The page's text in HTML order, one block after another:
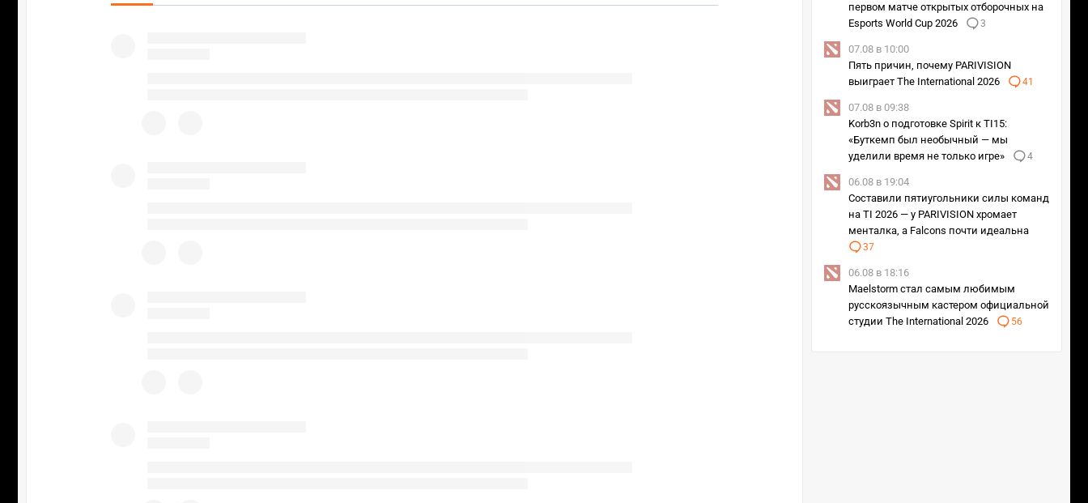
первом матче открытых отборочных на
Esports World Cup 2026
3
07.08 в 10:00
Пять причин, почему PARIVISION
выиграет The International 2026
41
07.08 в 09:38
Korb3n о подготовке Spirit к TI15:
«Буткемп был необычный — мы
уделили время не только игре»
4
06.08 в 19:04
Составили пятиугольники силы команд
на TI 2026 — у PARIVISION хромает
менталка, а Falcons почти идеальна
37
06.08 в 18:16
Maelstorm стал самым любимым
русскоязычным кастером официальной
студии The International 2026
56